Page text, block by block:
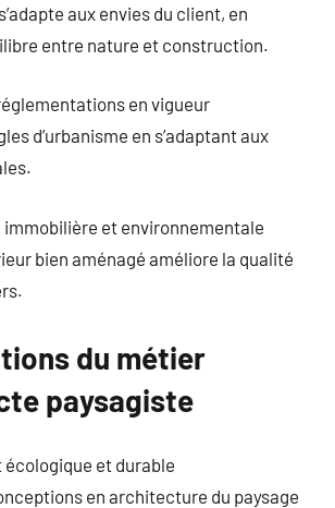
aux envies du client, en
entre nature et construction.
en vigueur
d’urbanisme en s’adaptant aux
immobilière et environnementale
bien aménagé améliore la qualité
du métier
paysagiste
écologique et durable
en architecture du paysage